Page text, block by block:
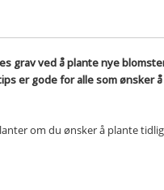
grav ved å plante nye
er gode for alle som ønsker
om du ønsker å plante